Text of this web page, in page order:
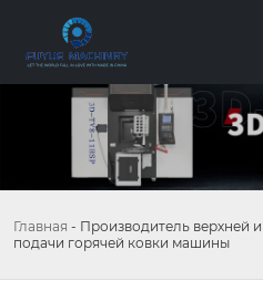
Главная - Производитель верхней
подачи горячей ковки машины